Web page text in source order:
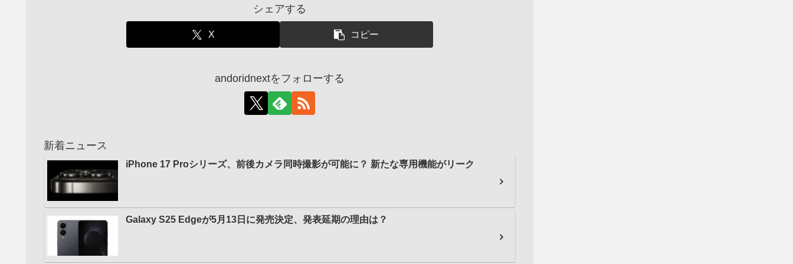
シェアする
X コピー
andoridnextをフォローする
新着ニュース
iPhone 17 Proシリーズ、前後カメラ同時撮影が可能に？ 新たな専用機能がリーク
Galaxy S25 Edgeが5月13日に発売決定、発表延期の理由は？